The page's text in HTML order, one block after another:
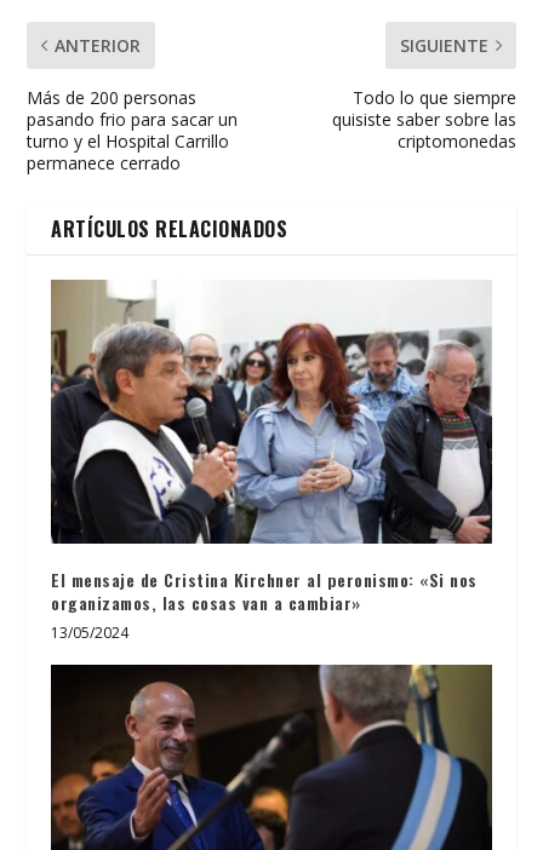
ANTERIOR
Más de 200 personas
pasando frio para sacar un
turno y el Hospital Carrillo
permanece cerrado
SIGUIENTE
Todo lo que siempre
quisiste saber sobre las
criptomonedas
ARTÍCULOS RELACIONADOS
El mensaje de Cristina Kirchner al peronismo: «Si nos
organizamos, las cosas van a cambiar»
13/05/2024